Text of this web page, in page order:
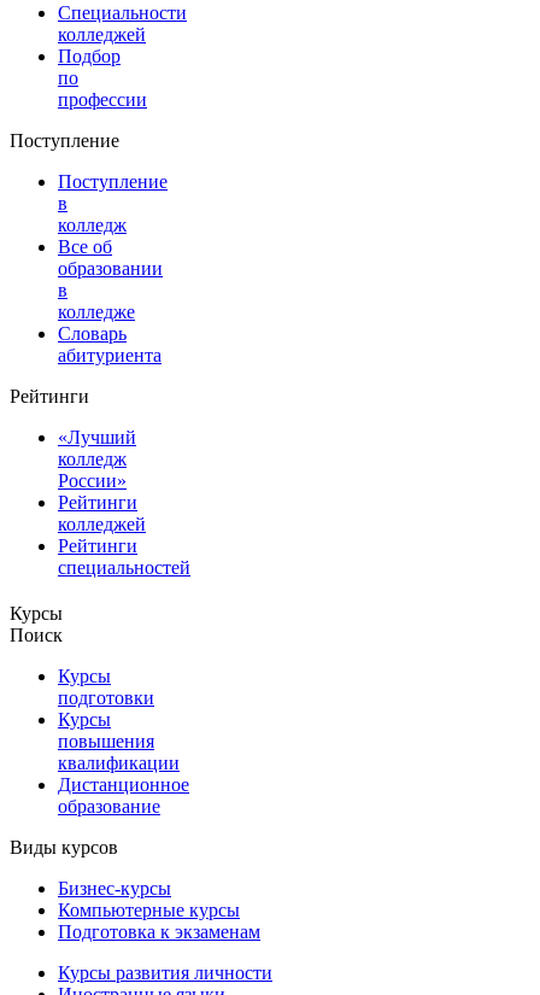
Специальности
колледжей
Подбор
по
профессии
Поступление
Поступление
в
колледж
Все об
образовании
в
колледже
Словарь
абитуриента
Рейтинги
«Лучший
колледж
России»
Рейтинги
колледжей
Рейтинги
специальностей
Курсы
Поиск
Курсы
подготовки
Курсы
повышения
квалификации
Дистанционное
образование
Виды курсов
Бизнес-курсы
Компьютерные курсы
Подготовка к экзаменам
Курсы развития личности